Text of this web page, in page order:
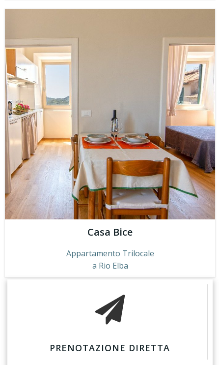
Casa Bice
Appartamento Trilocale
a Rio Elba
PRENOTAZIONE DIRETTA